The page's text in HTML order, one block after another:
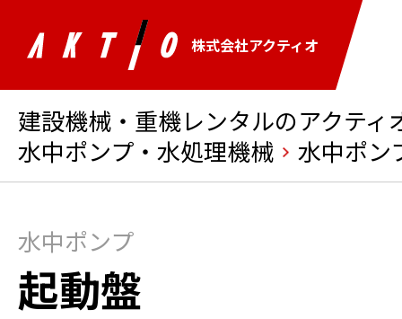
株式会社アクティオ
建設機械・重機レンタルのアクティ
水中ポンプ・水処理機械
水中ポン
水中ポンプ
起動盤